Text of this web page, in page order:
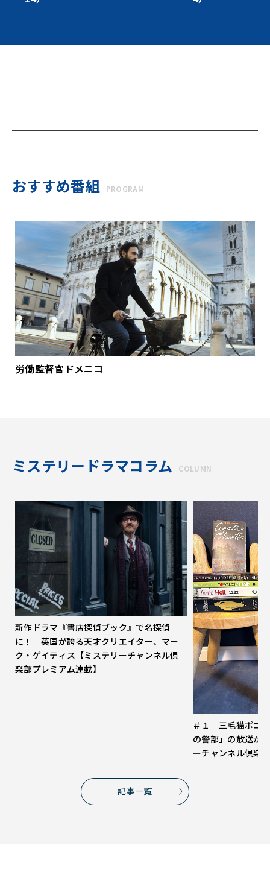
おすすめ番組 PROGRAM
労働監督官ドメニコ
ミステリードラマコラム COLUMN
新作ドラマ『書店探偵ブック』で名探偵
に！ 英国が誇る天才クリエイター、マー
ク・ゲイティス【ミステリーチャンネル倶
楽部プレミアム連載】
＃１ 三毛猫ポコ
の警部」の放送が
ーチャンネル倶楽
記事一覧